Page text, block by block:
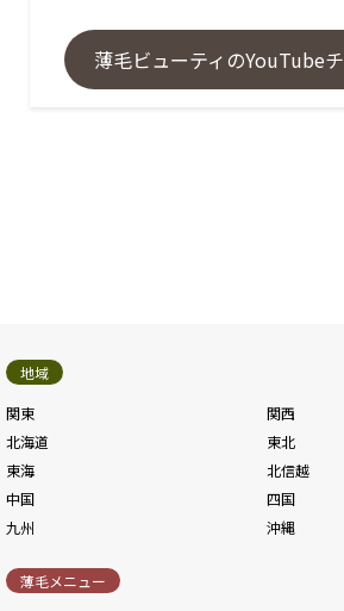
薄毛ビューティのYouTube
地域
関東
関西
北海道
東北
東海
北信越
中国
四国
九州
沖縄
薄毛メニュー